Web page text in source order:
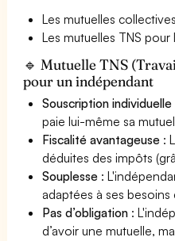
Les mutuelles collectives
Les mutuelles TNS
🔹 Mutuelle TNS
pour un indépendant
Souscription individuelle
paie lui-même sa
Fiscalité avantageuse :
déduites des impôts
Souplesse :
adaptées à ses
Pas d’obligation :
d’avoir une mutuelle,